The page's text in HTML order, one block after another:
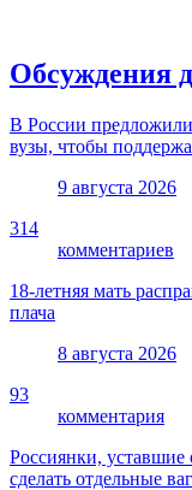
Обсуждения
В России
вузы, чтобы
9 августа 2026
314
комментариев
18-летняя мать
плача
8 августа 2026
93
комментария
Россиянки, уставшие
сделать отдельные